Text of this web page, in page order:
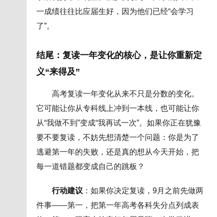
一成绩往往比应届生好，因为他们已经“会学习
了”。
结尾：复读一年变化的核心，是让你重新定
义“来得及”
高考复读一年变化从来不只是分数的变化。
它可能让你从专科线上冲到一本线，也可能让你
从“我做不到”变成“我再试一次”。如果你正在犹豫
要不要复读，不妨先想清楚一个问题：你是为了
逃避第一年的失败，还是真的想从今天开始，把
每一道错题都变成自己的跳板？
行动建议 ：如果你决定复读，9月之前先做两
件事——第一，把第一年高考各科失分点列成表